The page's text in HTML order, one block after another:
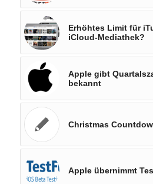
Erhöhtes Limit für
iCloud-Mediathek?
Apple gibt
bekannt
Christmas
Apple übernimmt